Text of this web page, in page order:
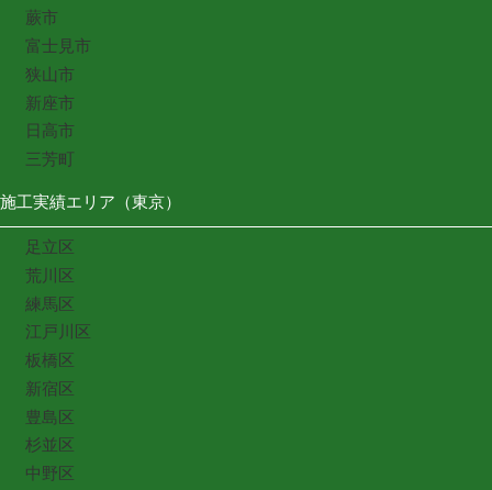
蕨市
富士見市
狭山市
新座市
日高市
三芳町
施工実績エリア（東京）
足立区
荒川区
練馬区
江戸川区
板橋区
新宿区
豊島区
杉並区
中野区